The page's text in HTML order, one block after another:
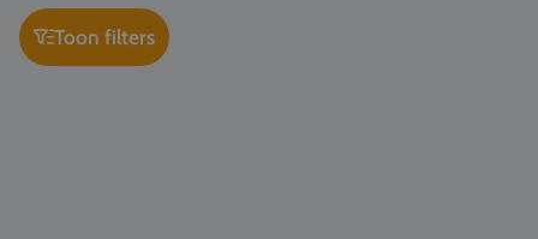
Klantportaal
Toon filters